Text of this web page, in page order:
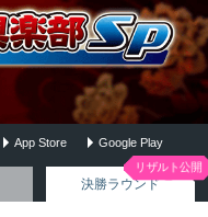
App Store Google Play
決勝ラウンド